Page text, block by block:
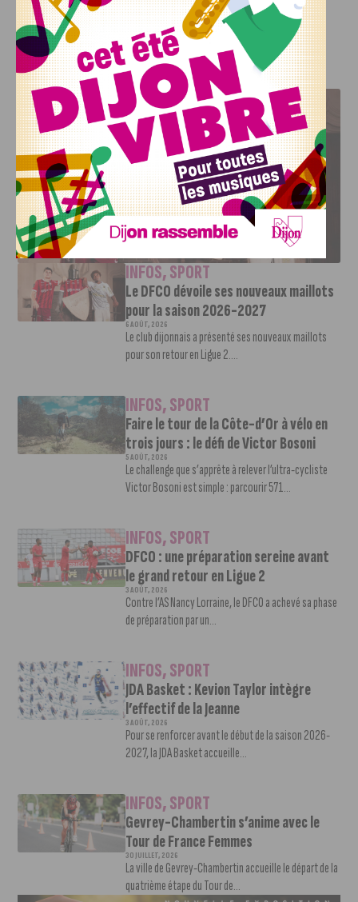
VeloandCoDijon.com.
J'AIME LE DFCO
LE DFCO DÉVOILE SES NOUVEAUX MAILLOTS POUR LA
SAISON 2026-2027
INFOS,SPORT
Le DFCO dévoile ses nouveaux maillots
pour la saison 2026-2027
6 AOÛT, 2026
Le club dijonnais a présenté ses nouveaux maillots
pour son retour en Ligue 2....
INFOS,SPORT
Faire le tour de la Côte-d’Or à vélo en
trois jours : le défi de Victor Bosoni
5 AOÛT, 2026
Le challenge que s’apprête à relever l’ultra-cycliste
Victor Bosoni est simple : parcourir 571...
INFOS,SPORT
DFCO : une préparation sereine avant
le grand retour en Ligue 2
3 AOÛT, 2026
Contre l’AS Nancy Lorraine, le DFCO a achevé sa phase
de préparation par un...
INFOS,SPORT
JDA Basket : Kevion Taylor intègre
l’effectif de la Jeanne
3 AOÛT, 2026
Pour se renforcer avant le début de la saison 2026-
2027, la JDA Basket accueille...
INFOS,SPORT
Gevrey-Chambertin s’anime avec le
Tour de France Femmes
30 JUILLET, 2026
La ville de Gevrey-Chambertin accueille le départ de la
quatrième étape du Tour de...